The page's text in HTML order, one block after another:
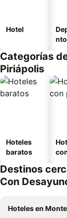
Hotel
nto
Categorías
Piriápolis
Hoteles
baratos
Destinos
Con
Hoteles en